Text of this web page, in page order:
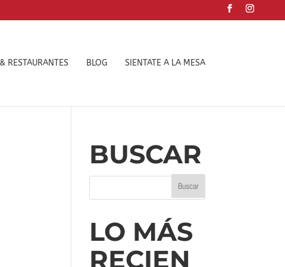
RESTAURANTES BLOG SIENTATE A LA MESA
BUSCAR
LO MÁS
RECIEN